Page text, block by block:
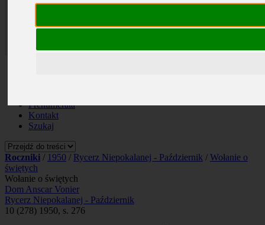
Prenumerata
Kontakt
Szukaj
Roczniki / 1950 / Rycerz Niepokalanej - Październik / Wołanie o
świętych
Wołanie o świętych
Dom Anscar Vonier
Rycerz Niepokalanej - Październik
10 (278) 1950, s. 276